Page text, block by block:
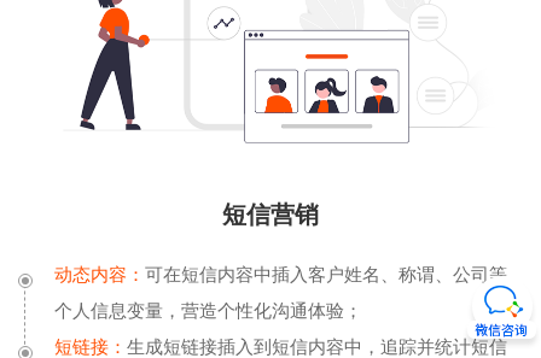
短信营销
动态内容： 可在短信内容中插入客户姓名、称谓、公司等
个人信息变量，营造个性化沟通体验；
短链接： 生成短链接插入到短信内容中，追踪并统计短信